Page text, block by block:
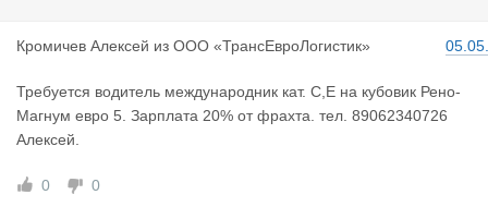
Кромичев Алексей из ООО «ТрансЕвроЛогистик»
Требуется водитель международник кат. С,Е на кубовик Рено-
Магнум евро 5. Зарплата 20% от фрахта. тел. 89062340726
Алексей.
0 0